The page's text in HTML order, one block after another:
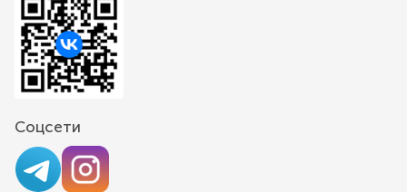
Соцсети